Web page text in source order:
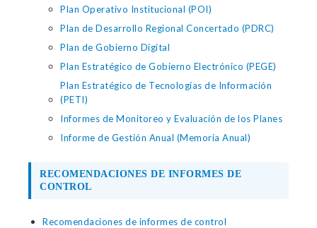
Plan Operativo Institucional (POI)
Plan de Desarrollo Regional Concertado (PDRC)
Plan de Gobierno Digital
Plan Estratégico de Gobierno Electrónico (PEGE)
Plan Estratégico de Tecnologías de Información
(PETI)
Informes de Monitoreo y Evaluación de los Planes
Informe de Gestión Anual (Memoria Anual)
RECOMENDACIONES DE INFORMES DE
CONTROL
Recomendaciones de informes de control